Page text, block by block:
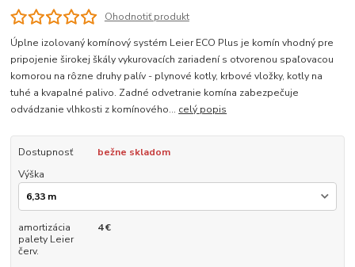
Ohodnotiť produkt
Úplne izolovaný komínový systém Leier ECO Plus je komín vhodný pre
pripojenie širokej škály vykurovacích zariadení s otvorenou spaľovacou
komorou na rôzne druhy palív - plynové kotly, krbové vložky, kotly na
tuhé a kvapalné palivo. Zadné odvetranie komína zabezpečuje
odvádzanie vlhkosti z komínového... celý popis
Dostupnosť
bežne skladom
Výška
amortizácia
palety Leier
červ.
4 €